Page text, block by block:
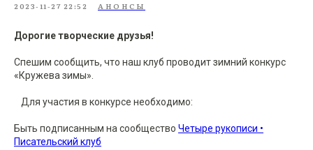
2023-11-27 22:52 АНОНСЫ
Дорогие творческие друзья!
Спешим сообщить, что наш клуб проводит зимний конкурс
«Кружева зимы».
⠀Для участия в конкурсе необходимо:
Быть подписанным на сообщество Четыре рукописи •
Писательский клуб